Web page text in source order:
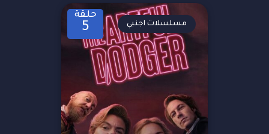
حلقة
5 مسلسلات اجنبي